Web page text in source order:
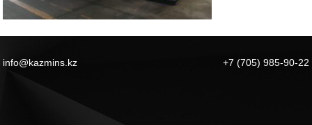
info@kazmins.kz +7 (705) 985-90-22